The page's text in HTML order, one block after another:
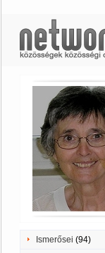
Ismerősei (94)